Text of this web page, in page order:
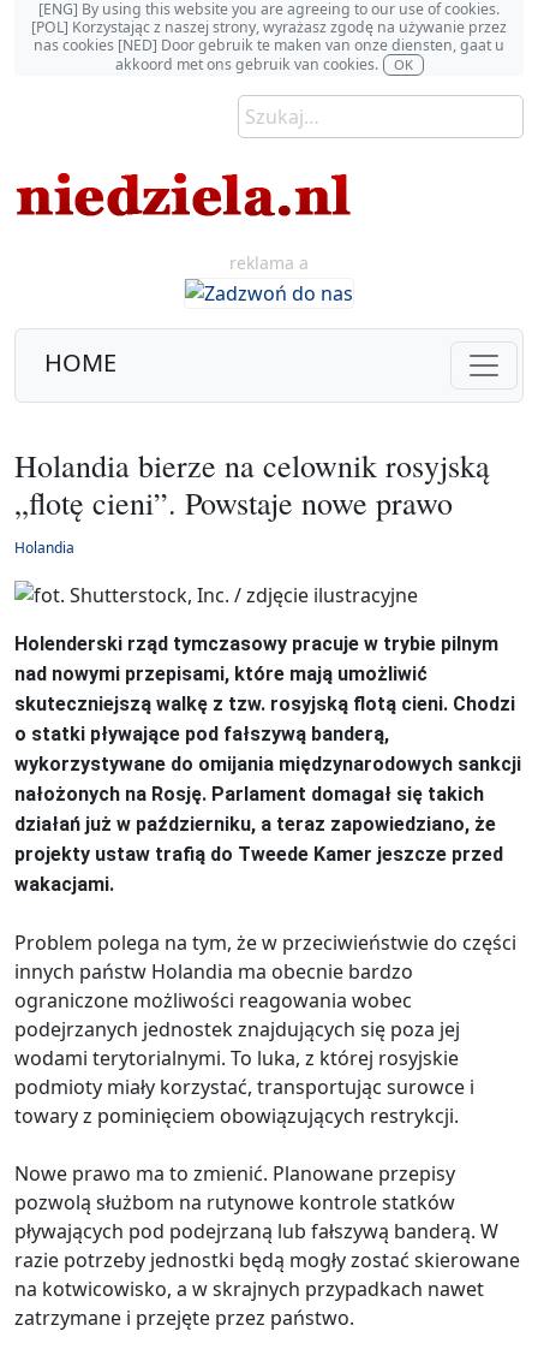
[ENG] By using this website you are agreeing to our use of cookies.
[POL] Korzystając z naszej strony, wyrażasz zgodę na używanie przez
nas cookies [NED] Door gebruik te maken van onze diensten, gaat u
akkoord met ons gebruik van cookies.
OK
reklama a
HOME
Holandia bierze na celownik rosyjską
„flotę cieni”. Powstaje nowe prawo
Holandia
Holenderski rząd tymczasowy pracuje w trybie pilnym
nad nowymi przepisami, które mają umożliwić
skuteczniejszą walkę z tzw. rosyjską flotą cieni. Chodzi
o statki pływające pod fałszywą banderą,
wykorzystywane do omijania międzynarodowych sankcji
nałożonych na Rosję. Parlament domagał się takich
działań już w październiku, a teraz zapowiedziano, że
projekty ustaw trafią do Tweede Kamer jeszcze przed
wakacjami.
Problem polega na tym, że w przeciwieństwie do części
innych państw Holandia ma obecnie bardzo
ograniczone możliwości reagowania wobec
podejrzanych jednostek znajdujących się poza jej
wodami terytorialnymi. To luka, z której rosyjskie
podmioty miały korzystać, transportując surowce i
towary z pominięciem obowiązujących restrykcji.
Nowe prawo ma to zmienić. Planowane przepisy
pozwolą służbom na rutynowe kontrole statków
pływających pod podejrzaną lub fałszywą banderą. W
razie potrzeby jednostki będą mogły zostać skierowane
na kotwicowisko, a w skrajnych przypadkach nawet
zatrzymane i przejęte przez państwo.